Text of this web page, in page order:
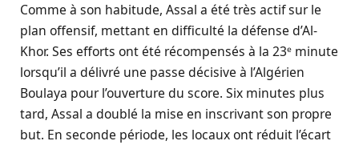
Comme à son habitude, Assal a été très actif sur le
plan offensif, mettant en difficulté la défense d’Al-
Khor. Ses efforts ont été récompensés à la 23ᵉ minute
lorsqu’il a délivré une passe décisive à l’Algérien
Boulaya pour l’ouverture du score. Six minutes plus
tard, Assal a doublé la mise en inscrivant son propre
but. En seconde période, les locaux ont réduit l’écart